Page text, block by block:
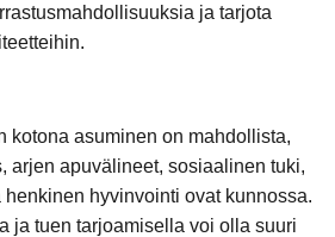
ja tarjota
kotona asuminen on mahdollista,
arjen apuvälineet, sosiaalinen tuki,
hyvinvointi ovat kunnossa.
ja tuen tarjoamisella voi olla suuri